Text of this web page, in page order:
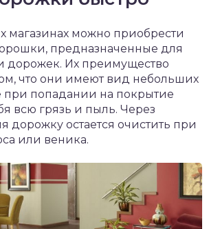
магазинах можно приобрести
предназначенные для
дорожек. Их преимущество
что они имеют вид небольших
при попадании на покрытие
всю грязь и пыль. Через
дорожку остается очистить при
или веника.